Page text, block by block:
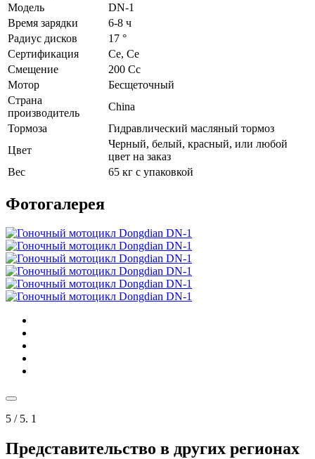
Модель
DN-1
Время зарядки
6-8 ч
Радиус дисков
17 °
Сертификация
Ce, Ce
Смещение
200 Cc
Мотор
Бесщеточный
Страна
производитель
China
Тормоза
Гидравлический масляный тормоз
Цвет
Черный, белый, красный, или любой
цвет на заказ
Вес
65 кг с упаковкой
Фотогалерея
5 / 5. 1
Представительство в других регионах